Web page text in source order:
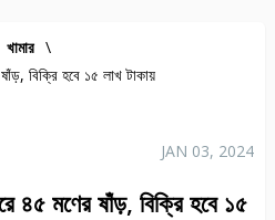
খামার \
বিক্রি হবে ১৫ লাখ টাকায়
JAN 03, 2024
৪৫ মণের ষাঁড়, বিক্রি হবে ১৫